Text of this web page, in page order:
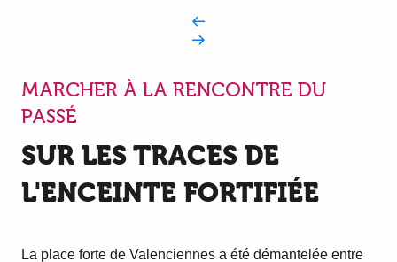
MARCHER À LA RENCONTRE DU
PASSÉ
SUR LES TRACES DE
L'ENCEINTE FORTIFIÉE
La place forte de Valenciennes a été démantelée entre